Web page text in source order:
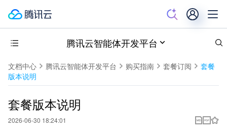
腾讯云智能体开发平台
文档中心 腾讯云智能体开发平台 购买指南 套餐订阅
套餐
版本说明
套餐版本说明
2026-06-30 18:24:01